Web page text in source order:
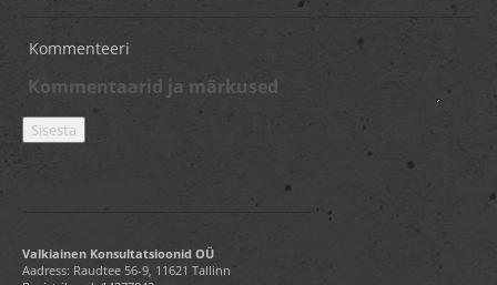
Kommenteeri
Valkiainen Konsultatsioonid OÜ
Aadress: Raudtee 56-9, 11621 Tallinn